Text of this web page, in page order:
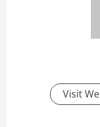
Visit